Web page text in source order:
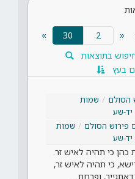
«
30
(current)
»
בתוצאות
בעץ
הסולם
שמות
שע
פירוש הסולם
שמות
שע
כהן כי תהיה לאיש זר.
כי תהיה לאיש זר,
ופרחת…